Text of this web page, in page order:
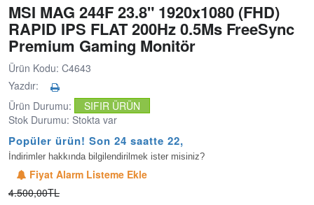
MSI MAG 244F 23.8" 1920x1080 (FHD)
RAPID IPS FLAT 200Hz 0.5Ms FreeSync
Premium Gaming Monitör
Ürün Kodu: C4643
Yazdır:
Ürün Durumu:
SIFIR ÜRÜN
Stok Durumu: Stokta var
Popüler ürün! Son 24 saatte 22,4B
İndirimler hakkında bilgilendirilmek ister misiniz?
Fiyat Alarm Listeme Ekle
4.500,00TL